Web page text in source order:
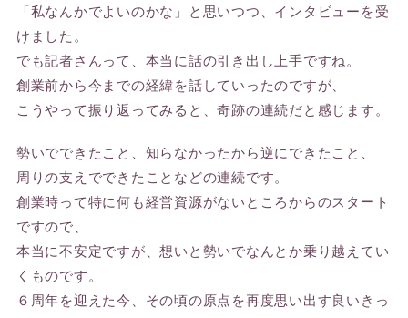
「私なんかでよいのかな」と思いつつ、インタビューを受
けました。
でも記者さんって、本当に話の引き出し上手ですね。
創業前から今までの経緯を話していったのですが、
こうやって振り返ってみると、奇跡の連続だと感じます。
勢いでできたこと、知らなかったから逆にできたこと、
周りの支えでできたことなどの連続です。
創業時って特に何も経営資源がないところからのスタート
ですので、
本当に不安定ですが、想いと勢いでなんとか乗り越えてい
くものです。
６周年を迎えた今、その頃の原点を再度思い出す良いきっ